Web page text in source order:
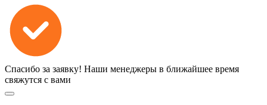
Спасибо за заявку! Наши менеджеры в ближайшее время
свяжутся с вами